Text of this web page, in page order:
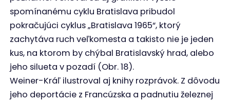
spomínanému cyklu Bratislava pribudol
pokračujúci cyklus „Bratislava 1965“, ktorý
zachytáva ruch veľkomesta a takisto nie je jeden
kus, na ktorom by chýbal Bratislavský hrad, alebo
jeho silueta v pozadí (Obr. 18).
Weiner-Kráľ ilustroval aj knihy rozprávok. Z dôvodu
jeho deportácie z Francúzska a padnutiu železnej